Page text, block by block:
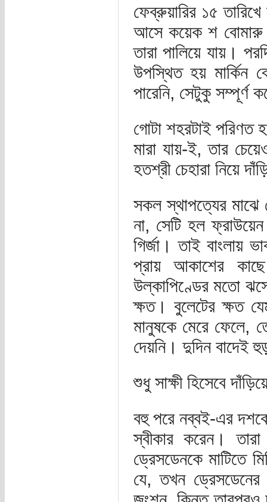
ফেব্রুয়ারির ১৫
আসে কয়েক শ বোমারু
তারা পালিয়ে যায়।
উপস্থিত হয় মার্কিন
পারেনি, সেটুকু সম্পূর্ণ
গোটা শহরটাই পরিণত
মারা যায়-ই, তার
হতশ্রী চেহারা নিয়ে
সকল স্থাপত্যের মাঝে
না, সেটি হল
গির্জা। তাই বাংলায়
প্রায় আকাশের
উল্কাপিণ্ডের মতো
ক্ষত। বুলেটের ক্ষত
মানুষকে মেরে ফেলে,
দেয়নি। দুদিন বাদেই
শুধু সাক্ষী হিসেবে
বহু পরে নব্বই-এর
স্বীকার করেন।
ড্রেসডেনকে মাটিতে
যে, তখন ড্রেসডেনের